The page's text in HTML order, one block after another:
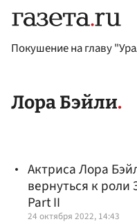
Покушение на главу
Лора Бэйли
Актриса Лора
вернуться к роли
Part II
24 октября 2022, 14:43